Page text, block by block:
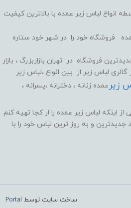
انواع لباس زیر عمده با بالاترین کیفیت
فروشگاه خود را در شهر خود ستاره
فروشگاه در تهران بازاربزرگ ، بازار
لباس زیر از بین انواع ،لباس زیر
زیر عمده زنانه ، دخترانه ،پسرانه ،
اینکه لباس زیر عمده را ار کجا تهیه کنم
و به روز ترین لباس خود را با
ساخت سایت توسط Portal